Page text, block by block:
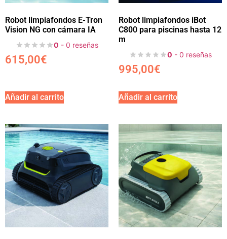
Robot limpiafondos E-Tron
Vision NG con cámara IA
0 - 0 reseñas
615,00€
Añadir al carrito
Robot limpiafondos iBot
C800 para piscinas hasta 12
m
0 - 0 reseñas
995,00€
Añadir al carrito